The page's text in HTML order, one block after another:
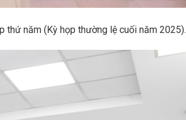
năm (Kỳ họp thường lệ cuối năm 2025).